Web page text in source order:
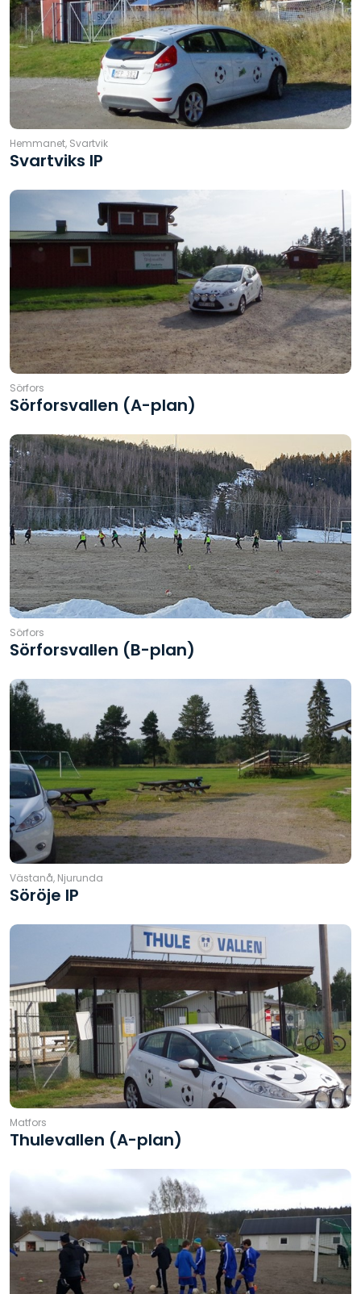
Hemmanet, Svartvik
Svartviks IP
Sörfors
Sörforsvallen (A-plan)
Sörfors
Sörforsvallen (B-plan)
Västanå, Njurunda
Söröje IP
Matfors
Thulevallen (A-plan)